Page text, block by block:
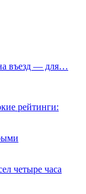
въезд — для…
рейтинги:
четыре часа